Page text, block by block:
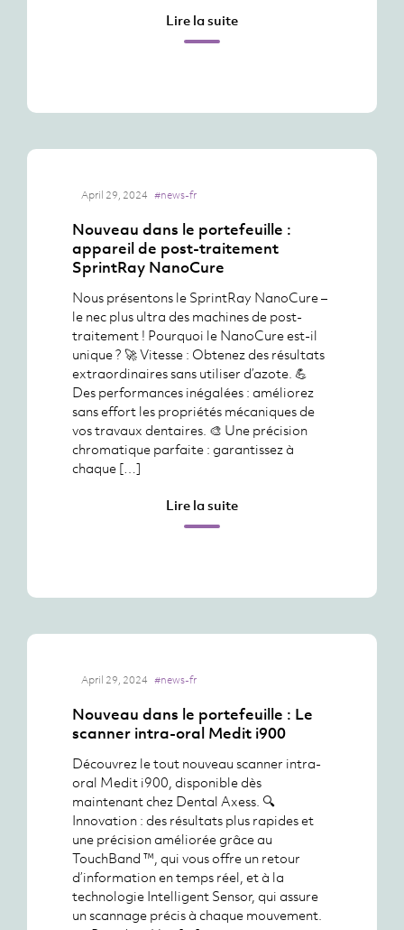
Lire la suite
April 29, 2024 #news-fr
Nouveau dans le portefeuille :
appareil de post-traitement
SprintRay NanoCure
Nous présentons le SprintRay NanoCure –
le nec plus ultra des machines de post-
traitement ! Pourquoi le NanoCure est-il
unique ? 🚀 Vitesse : Obtenez des résultats
extraordinaires sans utiliser d’azote. 💪
Des performances inégalées : améliorez
sans effort les propriétés mécaniques de
vos travaux dentaires. 🎨 Une précision
chromatique parfaite : garantissez à
chaque […]
Lire la suite
April 29, 2024 #news-fr
Nouveau dans le portefeuille : Le
scanner intra-oral Medit i900
Découvrez le tout nouveau scanner intra-
oral Medit i900, disponible dès
maintenant chez Dental Axess. 🔍
Innovation : des résultats plus rapides et
une précision améliorée grâce au
TouchBand ™, qui vous offre un retour
d’information en temps réel, et à la
technologie Intelligent Sensor, qui assure
un scannage précis à chaque mouvement.